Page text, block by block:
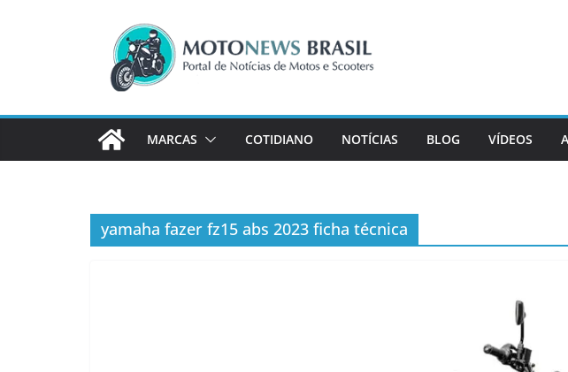
MARCAS COTIDIANO NOTÍCIAS BLOG VÍDEOS
yamaha fazer fz15 abs 2023 ficha técnica